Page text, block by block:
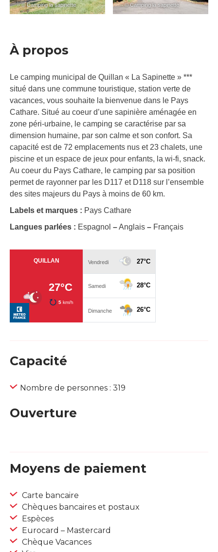
– © Camping la sapinette – © Camping la sapinette
À propos
Le camping municipal de Quillan « La Sapinette » ***
situé dans une commune touristique, station verte de
vacances, vous souhaite la bienvenue dans le Pays
Cathare. Situé au coeur d’une sapinière aménagée en
zone péri-urbaine, le camping se caractérise par sa
dimension humaine, par son calme et son confort. Sa
capacité est de 72 emplacements nus et 23 chalets, une
piscine et un espace de jeux pour enfants, la wi-fi, snack.
Au coeur du Pays Cathare, le camping par sa position
permet de rayonner par les D117 et D118 sur l’ensemble
des sites majeurs du Pays à moins de 60 km.
Labels et marques : Pays Cathare
Langues parlées : Espagnol –Anglais – Français
Capacité
Nombre de personnes : 319
Ouverture
Moyens de paiement
Carte bancaire
Chèques bancaires et postaux
Espèces
Eurocard – Mastercard
Chèque Vacances